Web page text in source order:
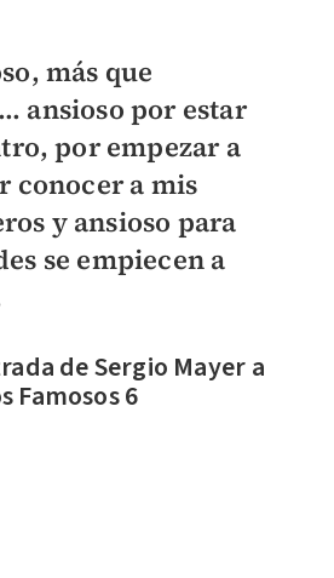
más que
ansioso por estar
por empezar a
conocer a mis
y ansioso para
se empiecen a
de Sergio Mayer a
Famosos 6